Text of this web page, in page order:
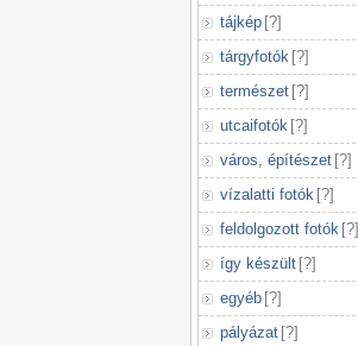
tájkép [?]
tárgyfotók [?]
természet [?]
utcaifotók [?]
város, építészet [?]
vízalatti fotók [?]
feldolgozott fotók [?]
így készült [?]
egyéb [?]
pályázat [?]